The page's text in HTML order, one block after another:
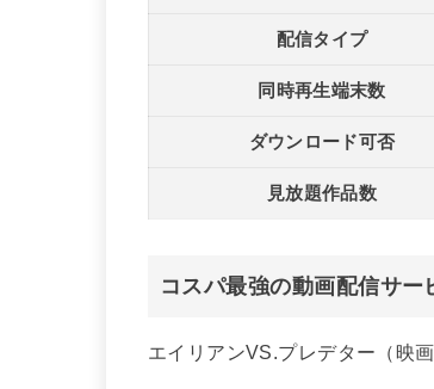
配信タイプ
同時再生端末数
ダウンロード可否
見放題作品数
コスパ最強の動画配信サ
エイリアンVS.プレデター（映